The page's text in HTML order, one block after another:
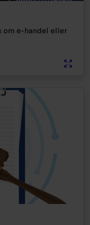
om e-handel eller